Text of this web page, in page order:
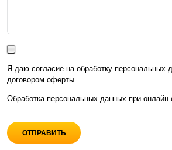
Я даю согласие на обработку персональных
договором оферты
Обработка персональных данных при